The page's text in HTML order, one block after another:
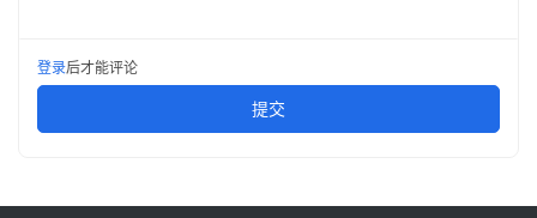
登录后才能评论
提交